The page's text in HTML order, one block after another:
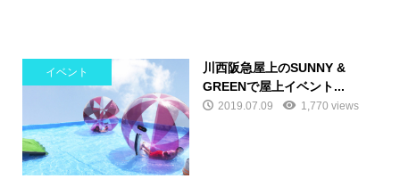
イベント
川西阪急屋上のSUNNY &
GREENで屋上イベント...
2019.07.09 1,770 views